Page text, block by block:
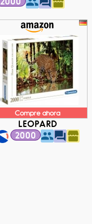
Compre ahora
LEOPARD
2000